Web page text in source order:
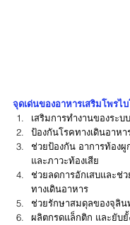
จุดเด่นของอาหารเสริมโพรไ
เสริมการทำงานของระ
ป้องกันโรคทางเดินอาหา
ช่วยป้องกัน อาการท้องผู
และภาวะท้องเสีย
ช่วยลดการอักเสบและช่
ทางเดินอาหาร
ช่วยรักษาสมดุลของจุลิน
ผลิตกรดแล็กติก และยับยั้